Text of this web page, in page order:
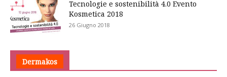
Tecnologie e sostenibilità 4.0 Evento
Kosmetica 2018
26 Giugno 2018
Dermakos